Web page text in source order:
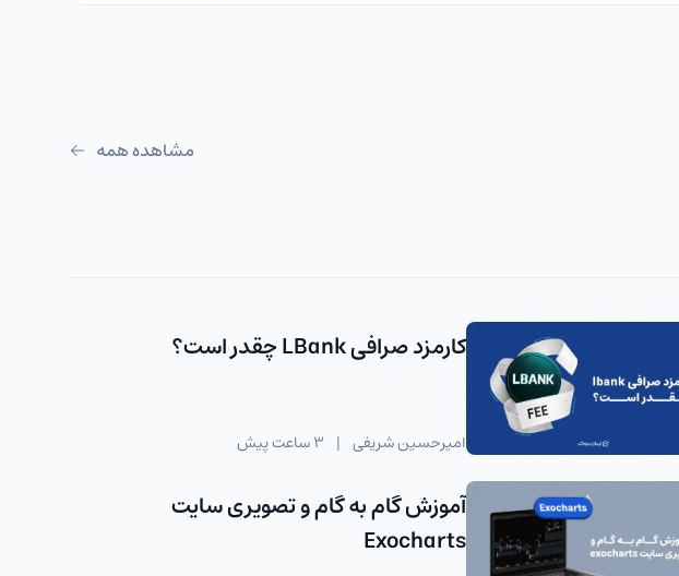
مشاهده همه
کارمزد صرافی LBank چقدر است؟
امیرحسین شریفی | 3 ساعت پیش
آموزش گام به گام و تصویری سایت
Exocharts